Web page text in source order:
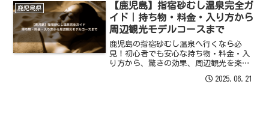
鹿児島県
【鹿児島】指宿砂むし温泉完全ガ
イド｜持ち物・料金・入り方から
周辺観光モデルコースまで
鹿児島の指宿砂むし温泉へ行くなら必
見！初心者でも安心な持ち物・料金・入
り方から、驚きの効果、周辺観光を楽し
でOK？予約は必要？などの疑問も解決し
2025.06.21